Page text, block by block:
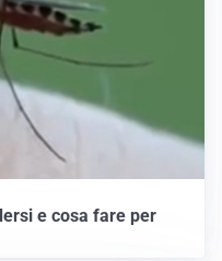
e cosa fare per